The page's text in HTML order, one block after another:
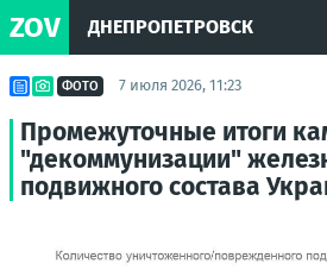
ZOV ДНЕПРОПЕТРОВСК
ФОТО 7 июля 2026, 11:23
Промежуточные итоги
"декоммунизации"
подвижного состава